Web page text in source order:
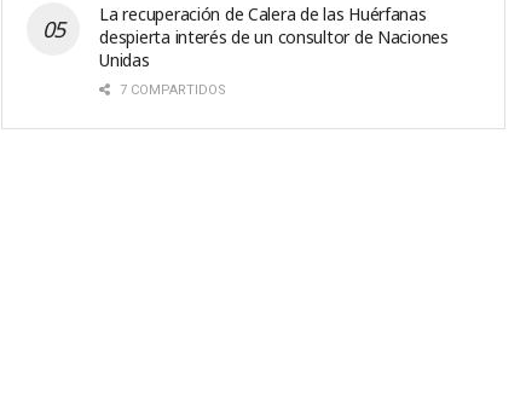
La recuperación de Calera de las Huérfanas
despierta interés de un consultor de Naciones
Unidas
7 COMPARTIDOS